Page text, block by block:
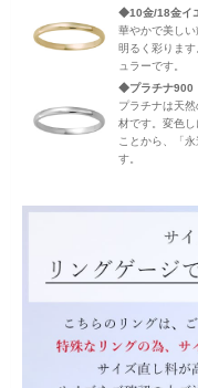
◆10金/18金イ
華やかで美し
明るく彩りま
ュラーです。
◆プラチナ900
プラチナは天
材です。変色
ことから、「
す。